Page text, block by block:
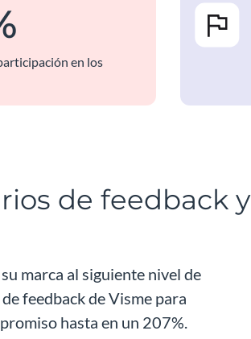
en los
de feedback y
marca al siguiente nivel de
feedback de Visme para
hasta en un 207%.